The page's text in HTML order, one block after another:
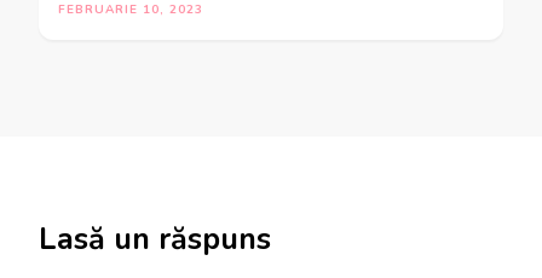
FEBRUARIE 10, 2023
Lasă un răspuns